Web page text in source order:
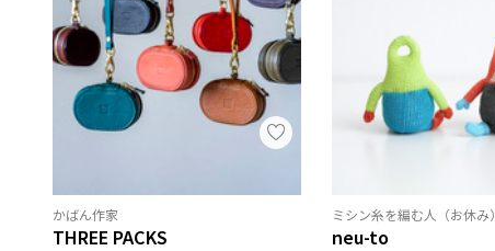
かばん作家
THREE PACKS
ミシン糸を編む人（お休み）
neu-to